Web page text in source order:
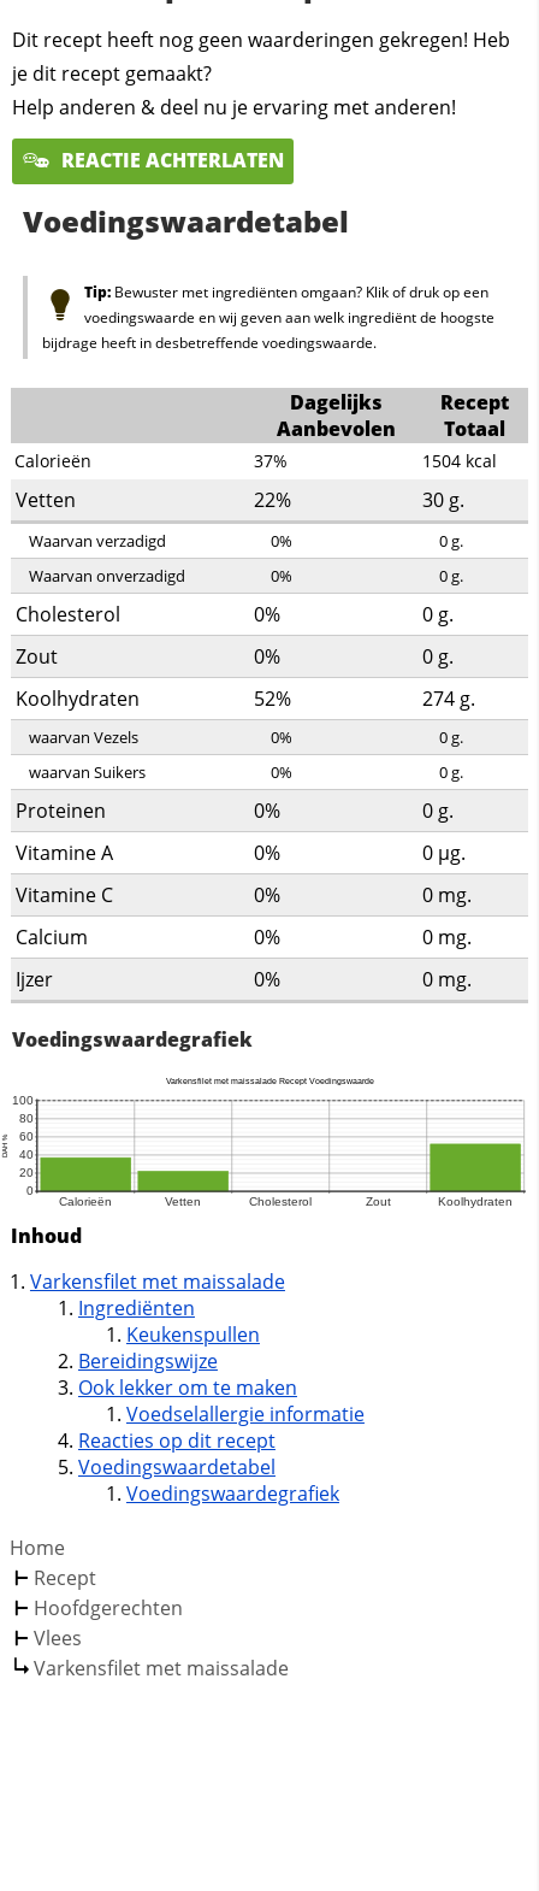
Dit recept heeft nog geen waarderingen gekregen! Heb
je dit recept gemaakt?
Help anderen & deel nu je ervaring met anderen!
REACTIE ACHTERLATEN
Voedingswaardetabel
Tip:Bewuster met ingrediënten omgaan? Klik of druk op een
voedingswaarde en wij geven aan welk ingrediënt de hoogste
bijdrage heeft in desbetreffende voedingswaarde.
Dagelijks
Aanbevolen
Recept
Totaal
Calorieën 37% 1504 kcal
Vetten 22% 30 g.
Waarvan verzadigd 0% 0g.
Waarvan onverzadigd
0% 0g.
Cholesterol 0% 0 g.
Zout
0% 0 g.
Koolhydraten
52% 274 g.
waarvan Vezels 0% 0g.
waarvan Suikers
0% 0g.
Proteinen 0% 0 g.
Vitamine A
0% 0 µg.
Vitamine C
0% 0 mg.
Calcium
0% 0 mg.
Ijzer
0% 0 mg.
Voedingswaardegrafiek
Inhoud
Varkensfilet met maissalade
Ingrediënten
Keukenspullen
Bereidingswijze
Ook lekker om te maken
Voedselallergie informatie
Reacties op dit recept
Voedingswaardetabel
Voedingswaardegrafiek
Home
Recept
Hoofdgerechten
Vlees
Varkensfilet met maissalade